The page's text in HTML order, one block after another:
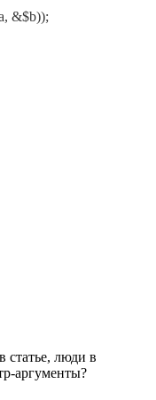
&$b));
люди в
аргументы?